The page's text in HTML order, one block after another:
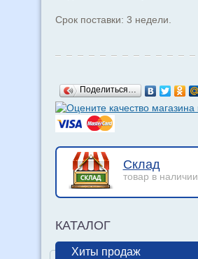
Срок поставки: 3 недели.
Поделиться…
Склад
товар в наличии
КАТАЛОГ
Хиты продаж